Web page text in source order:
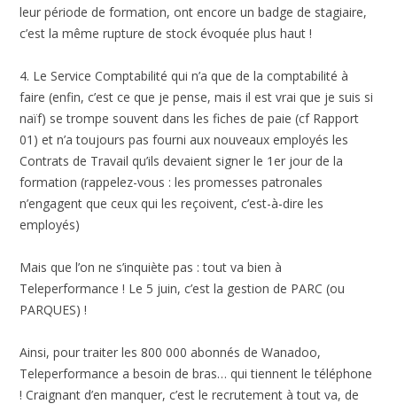
leur période de formation, ont encore un badge de stagiaire,
c’est la même rupture de stock évoquée plus haut !
4. Le Service Comptabilité qui n’a que de la comptabilité à
faire (enfin, c’est ce que je pense, mais il est vrai que je suis si
naïf) se trompe souvent dans les fiches de paie (cf Rapport
01) et n’a toujours pas fourni aux nouveaux employés les
Contrats de Travail qu’ils devaient signer le 1er jour de la
formation (rappelez-vous : les promesses patronales
n’engagent que ceux qui les reçoivent, c’est-à-dire les
employés)
Mais que l’on ne s’inquiète pas : tout va bien à
Teleperformance ! Le 5 juin, c’est la gestion de PARC (ou
PARQUES) !
Ainsi, pour traiter les 800 000 abonnés de Wanadoo,
Teleperformance a besoin de bras… qui tiennent le téléphone
! Craignant d’en manquer, c’est le recrutement à tout va, de